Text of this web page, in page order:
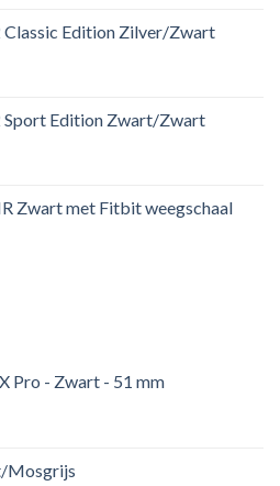
Edition Zilver/Zwart
Sport Edition Zwart/Zwart
Zwart met Fitbit weegschaal
Pro - Zwart - 51 mm
Mosgrijs